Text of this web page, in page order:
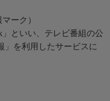
ーク）
」といい、テレビ番組の公
」を利用したサービスに